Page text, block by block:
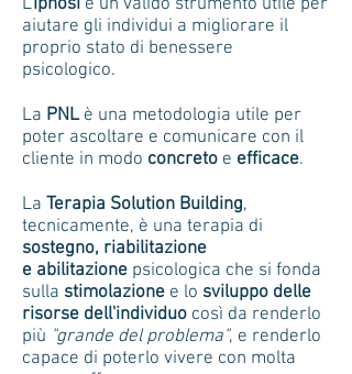
L'ipnosi è un valido strumento utile per
aiutare gli individui a migliorare il
proprio stato di benessere
psicologico.
La PNLè una metodologia utile per
poter ascoltare e comunicare con il
cliente in modo concreto e efficace.
La Terapia Solution Building,
tecnicamente, è una terapia di
sostegno, riabilitazione
e abilitazione psicologica che si fonda
sulla stimolazione e lo sviluppo delle
risorse dell'individuo così da renderlo
più "grande del problema", e renderlo
capace di poterlo vivere con molta